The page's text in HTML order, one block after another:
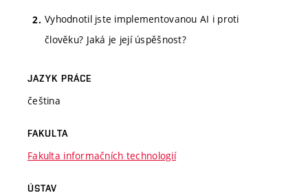
Vyhodnotil jste implementovanou AI i proti
člověku? Jaká je její úspěšnost?
JAZYK PRÁCE
čeština
FAKULTA
Fakulta informačních technologií
ÚSTAV